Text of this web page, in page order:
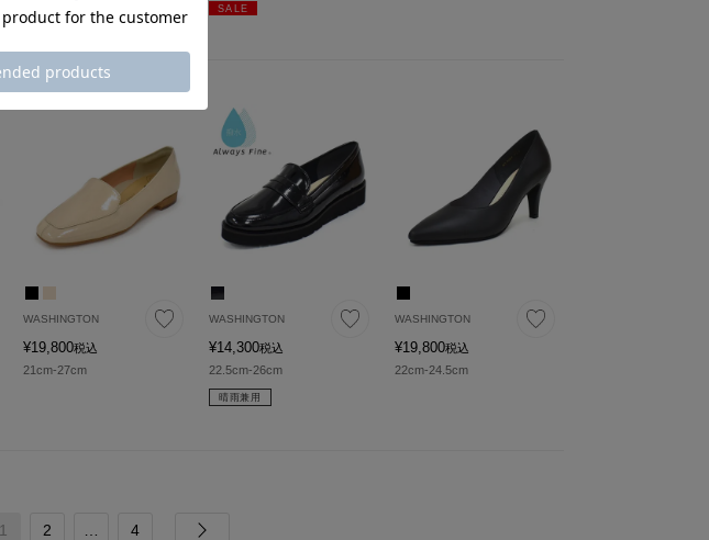
SALE
WASHINGTON
¥19,800税込
21cm-27cm
WASHINGTON
¥14,300税込
22.5cm-26cm
晴雨兼用
WASHINGTON
¥19,800税込
22cm-24.5cm
1 2 4